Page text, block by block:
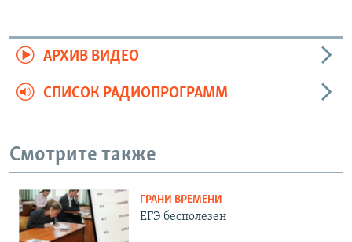
АРХИВ ВИДЕО
СПИСОК РАДИОПРОГРАММ
Смотрите также
ГРАНИ ВРЕМЕНИ
ЕГЭ бесполезен